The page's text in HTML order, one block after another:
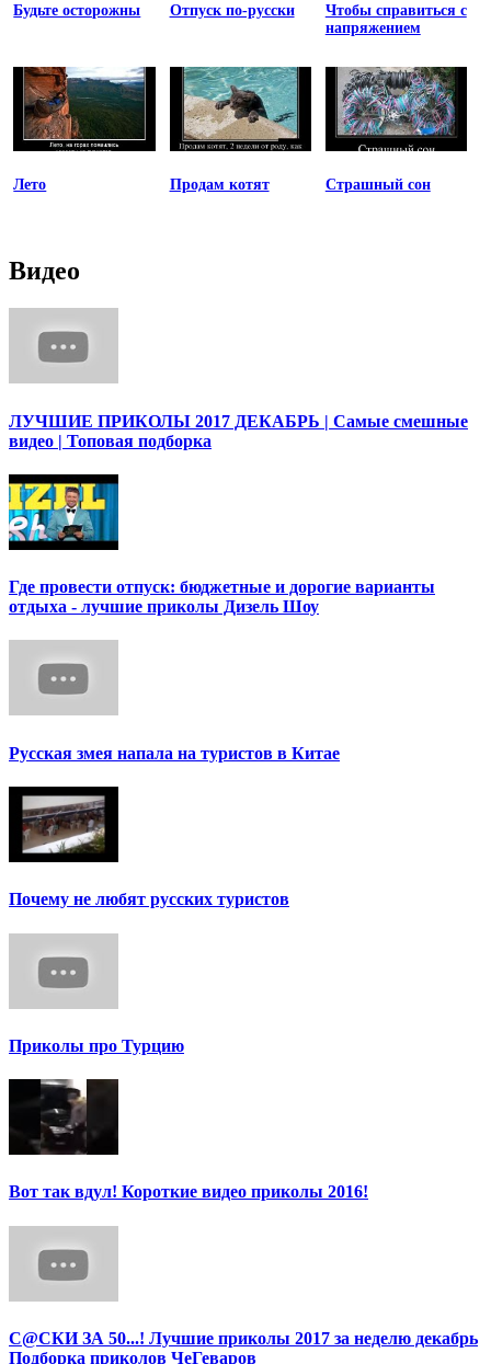
Будьте осторожны Отпуск по-русски
Чтобы справиться с
напряжением
Лето Продам котят Страшный сон
Видео
ЛУЧШИЕ ПРИКОЛЫ 2017 ДЕКАБРЬ | Cамые смешные
видео | Топовая подборка
Где провести отпуск: бюджетные и дорогие варианты
отдыха - лучшие приколы Дизель Шоу
Русская змея напала на туристов в Китае
Почему не любят русских туристов
Приколы про Турцию
Вот так вдул! Короткие видео приколы 2016!
С@СКИ ЗА 50...! Лучшие приколы 2017 за неделю декабрь
Подборка приколов ЧеГеваров